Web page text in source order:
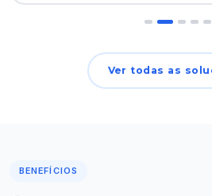
Ver todas as
BENEFÍCIOS